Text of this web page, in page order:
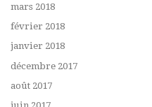
mars 2018
février 2018
janvier 2018
décembre 2017
août 2017